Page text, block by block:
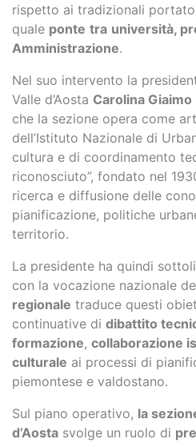
rispetto ai tradizionali
quale ponte tra università,
Amministrazione.
Nel suo intervento la
Valle d’Aosta Carolina Giaimo
che la sezione opera come
dell’Istituto Nazionale di
cultura e di coordinamento
riconosciuto”, fondato nel
ricerca e diffusione delle
pianificazione, politiche
territorio.
La presidente ha quindi
con la vocazione nazionale
regionale traduce questi
continuative di dibattito
formazione, collaborazione
culturale ai processi di
piemontese e valdostano.
Sul piano operativo, la
d’Aosta svolge un ruolo di